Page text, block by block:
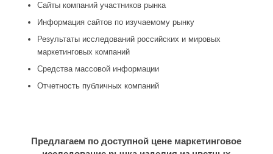
Сайты компаний участников рынка
Информация сайтов по изучаемому рынку
Результаты исследований российских и мировых
маркетинговых компаний
Средства массовой информации
Отчетность публичных компаний
Предлагаем по доступной цене маркетинговое